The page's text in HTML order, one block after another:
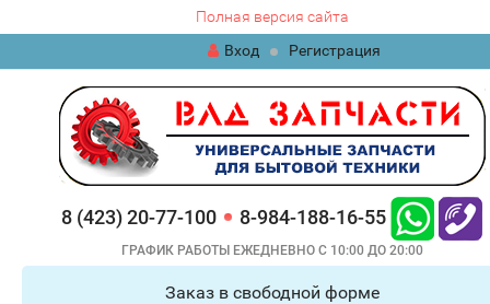
Полная версия сайта
Вход
Регистрация
8 (423) 20-77-100 8-984-188-16-55
ГРАФИК РАБОТЫ ЕЖЕДНЕВНО С 10:00 ДО 20:00
Заказ в свободной форме